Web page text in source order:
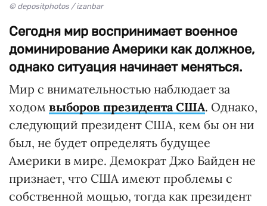
© depositphotos / izanbar
Сегодня мир воспринимает военное
доминирование Америки как должное,
однако ситуация начинает меняться.
Мир с внимательностью наблюдает за
ходом выборов президента США. Однако,
следующий президент США, кем бы он ни
был, не будет определять будущее
Америки в мире. Демократ Джо Байден не
признает, что США имеют проблемы с
собственной мощью, тогда как президент